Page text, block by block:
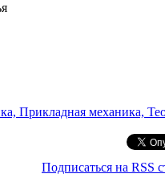
Прикладная механика,
Подписаться на RSS